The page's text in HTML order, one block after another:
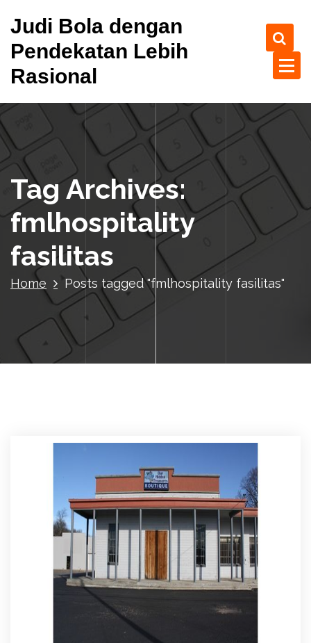
o
n
Judi Bola dengan
Pendekatan Lebih
Rasional
Tag Archives:
fmlhospitality
fasilitas
Home Posts tagged "fmlhospitality fasilitas"